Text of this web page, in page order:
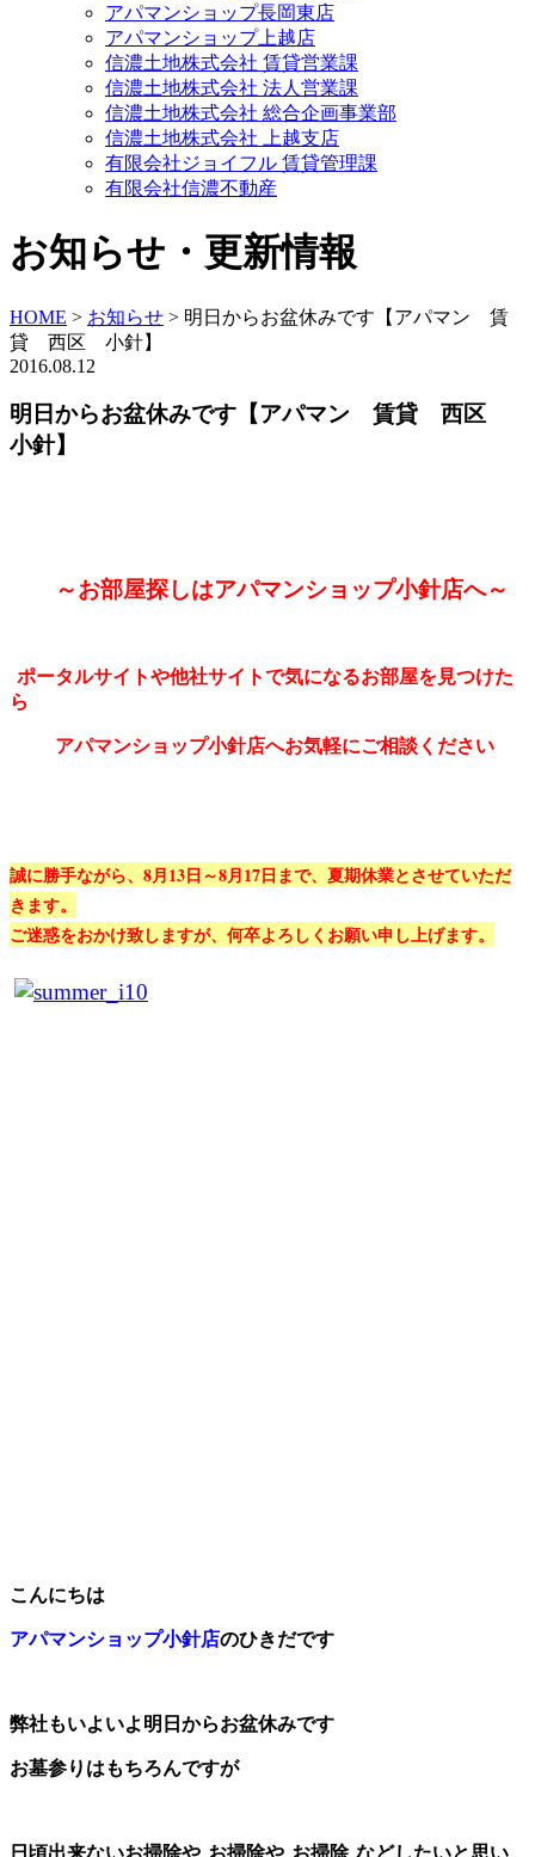
アパマンショップ長岡東店
アパマンショップ上越店
信濃土地株式会社 賃貸営業課
信濃土地株式会社 法人営業課
信濃土地株式会社 総合企画事業部
信濃土地株式会社 上越支店
有限会社ジョイフル 賃貸管理課
有限会社信濃不動産
お知らせ・更新情報
HOME > お知らせ > 明日からお盆休みです【アパマン 賃
貸 西区 小針】
2016.08.12
明日からお盆休みです【アパマン 賃貸 西区
小針】
～お部屋探しはアパマンショップ小針店へ～
ポータルサイトや他社サイトで気になるお部屋を見つけた
ら
アパマンショップ小針店へお気軽にご相談ください
誠に勝手ながら、8月13日～8月17日まで、夏期休業とさせていただ
きます。
ご迷惑をおかけ致しますが、何卒よろしくお願い申し上げます。
こんにちは
アパマンショップ小針店のひきだです
弊社もいよいよ明日からお盆休みです
お墓参りはもちろんですが
日頃出来ないお掃除や お掃除や お掃除 などしたいと思い